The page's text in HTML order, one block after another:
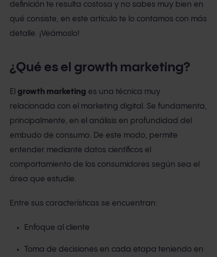
definición te resulta costosa y no sabes muy bien en
qué consiste, en este artículo te lo contamos con más
detalle. ¡Veámoslo!
¿Qué es el growth marketing?
El growth marketing es una técnica muy
relacionada con el marketing digital. Se fundamenta,
principalmente, en el análisis en profundidad del
embudo de consumo. De este modo, permite
entender mediante datos científicos el
comportamiento de los consumidores según sea el
área que estudie.
Entre sus características se encuentran:
Enfoque al cliente
Toma de decisiones en cada etapa teniendo en